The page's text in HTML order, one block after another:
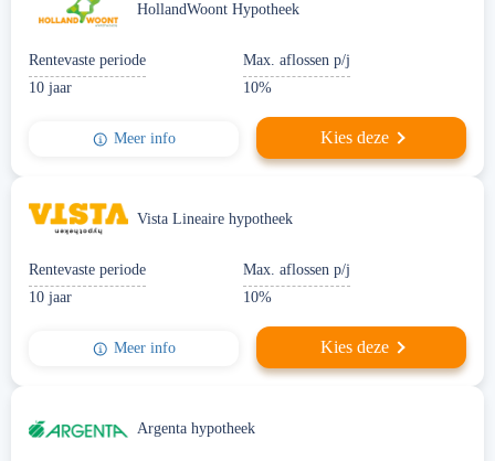
HollandWoont Hypotheek
Rentevaste periode
10 jaar
Max. aflossen p/j
10%
Meer info Kies deze
Vista Lineaire hypotheek
Rentevaste periode
10 jaar
Max. aflossen p/j
10%
Meer info Kies deze
Argenta hypotheek